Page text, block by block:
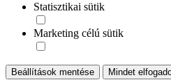
Statisztikai sütik
Marketing célú sütik
Beállítások mentése Mindet